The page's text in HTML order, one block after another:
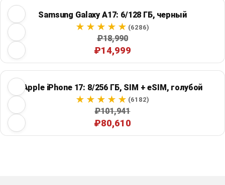
Samsung Galaxy A17: 6/128 ГБ, черный
(6286)
₽18,990
₽14,999
Apple iPhone 17: 8/256 ГБ, SIM + eSIM, голубой
(6182)
₽101,941
₽80,610